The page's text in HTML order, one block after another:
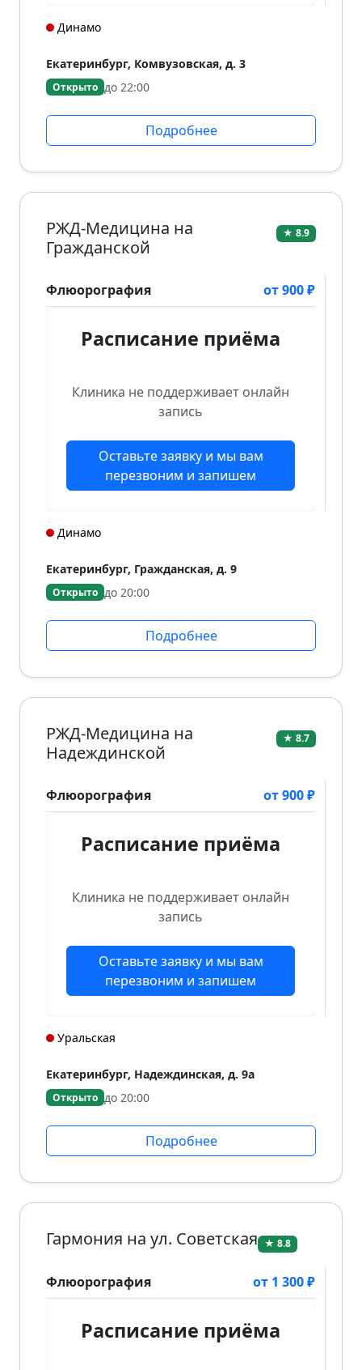
Динамо
Екатеринбург, Комвузовская, д. 3
Открыто до 22:00
Подробнее
РЖД-Медицина на
Гражданской
★ 8.9
Флюорография от 900 ₽
Расписание приёма
Клиника не поддерживает онлайн
запись
Оставьте заявку и мы вам
перезвоним и запишем
Динамо
Екатеринбург, Гражданская, д. 9
Открыто до 20:00
Подробнее
РЖД-Медицина на
Надеждинской
★ 8.7
Флюорография от 900 ₽
Расписание приёма
Клиника не поддерживает онлайн
запись
Оставьте заявку и мы вам
перезвоним и запишем
Уральская
Екатеринбург, Надеждинская, д. 9а
Открыто до 20:00
Подробнее
Гармония на ул. Советская ★ 8.8
Флюорография от 1 300 ₽
Расписание приёма